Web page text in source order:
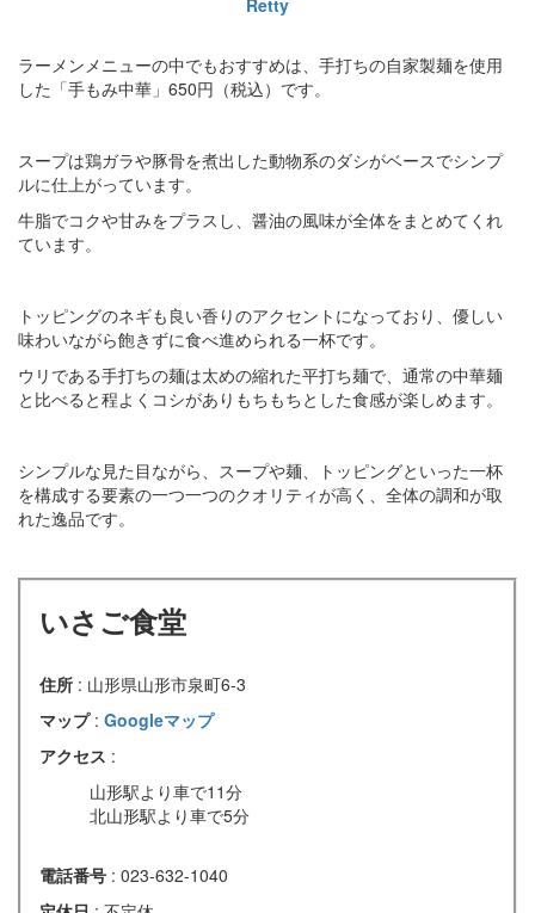
Retty
ラーメンメニューの中でもおすすめは、手打ちの自家製麺を使用
した「手もみ中華」650円（税込）です。
スープは鶏ガラや豚骨を煮出した動物系のダシがベースでシンプ
ルに仕上がっています。
牛脂でコクや甘みをプラスし、醤油の風味が全体をまとめてくれ
ています。
トッピングのネギも良い香りのアクセントになっており、優しい
味わいながら飽きずに食べ進められる一杯です。
ウリである手打ちの麺は太めの縮れた平打ち麺で、通常の中華麺
と比べると程よくコシがありもちもちとした食感が楽しめます。
シンプルな見た目ながら、スープや麺、トッピングといった一杯
を構成する要素の一つ一つのクオリティが高く、全体の調和が取
れた逸品です。
いさご食堂
住所 : 山形県山形市泉町6-3
マップ : Googleマップ
アクセス :
山形駅より車で11分
北山形駅より車で5分
電話番号 : 023-632-1040